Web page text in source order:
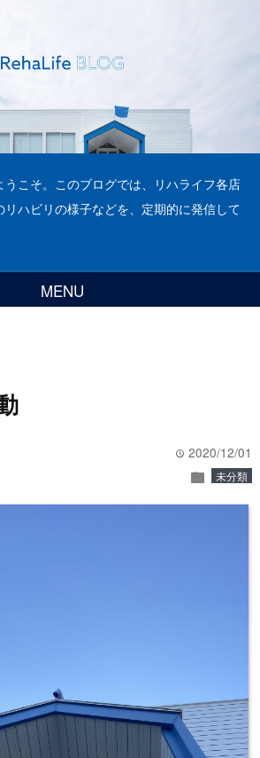
うこそ。このブログでは、リハライフ各店
ハビリの様子などを、定期的に発信して
MENU
time 2020/12/01
folder 未分類